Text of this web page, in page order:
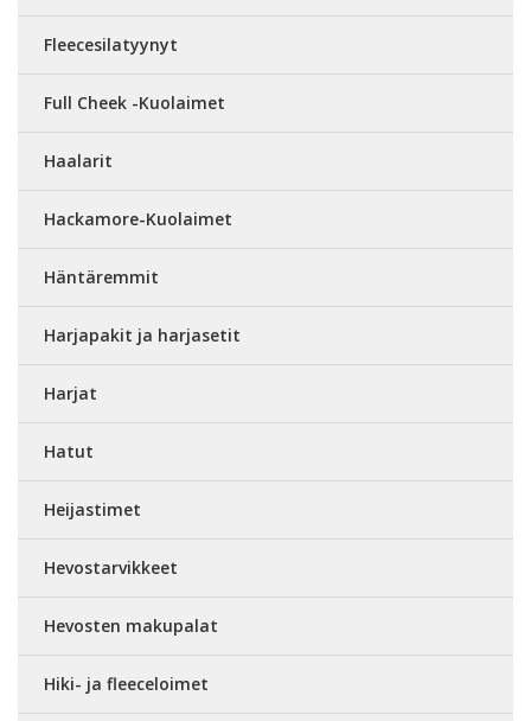
Fleecesilatyynyt
Full Cheek -Kuolaimet
Haalarit
Hackamore-Kuolaimet
Häntäremmit
Harjapakit ja harjasetit
Harjat
Hatut
Heijastimet
Hevostarvikkeet
Hevosten makupalat
Hiki- ja fleeceloimet